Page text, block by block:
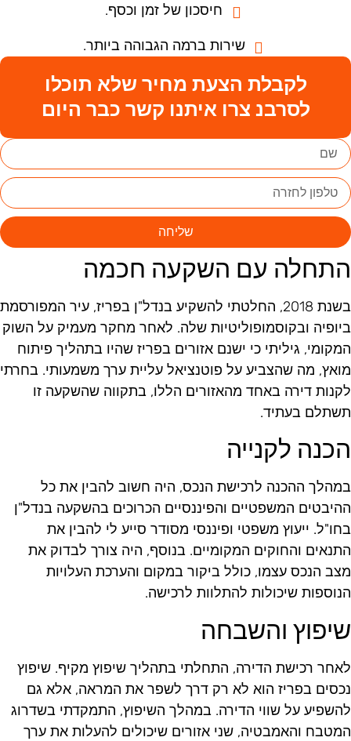
חיסכון של זמן וכסף.
שירות ברמה הגבוהה ביותר.
לקבלת הצעת מחיר שלא תוכלו
לסרבנ צרו איתנו קשר כבר היום
שליחה
עם השקעה חכמה
בשנת 2018, החלטתי להשקיע בנדל"ן בפריז, עיר המפורסמת
ובקוסמופוליטיות שלה. לאחר מחקר מעמיק על השוק
גיליתי כי ישנם אזורים בפריז שהיו בתהליך פיתוח
מה שהצביע על פוטנציאל עליית ערך משמעותי. בחרתי
דירה באחד מהאזורים הללו, בתקווה שהשקעה זו
בעתיד.
לקנייה
ההכנה לרכישת הנכס, היה חשוב להבין את כל
המשפטיים והפיננסיים הכרוכים בהשקעה בנדל"ן
ייעוץ משפטי ופיננסי מסודר סייע לי להבין את
והחוקים המקומיים. בנוסף, היה צורך לבדוק את
הנכס עצמו, כולל ביקור במקום והערכת העלויות
שיכולות להתלוות לרכישה.
והשבחה
רכישת הדירה, התחלתי בתהליך שיפוץ מקיף. שיפוץ
בפריז הוא לא רק דרך לשפר את המראה, אלא גם
על שווי הדירה. במהלך השיפוץ, התמקדתי בשדרוג
והאמבטיה, שני אזורים שיכולים להעלות את ערך